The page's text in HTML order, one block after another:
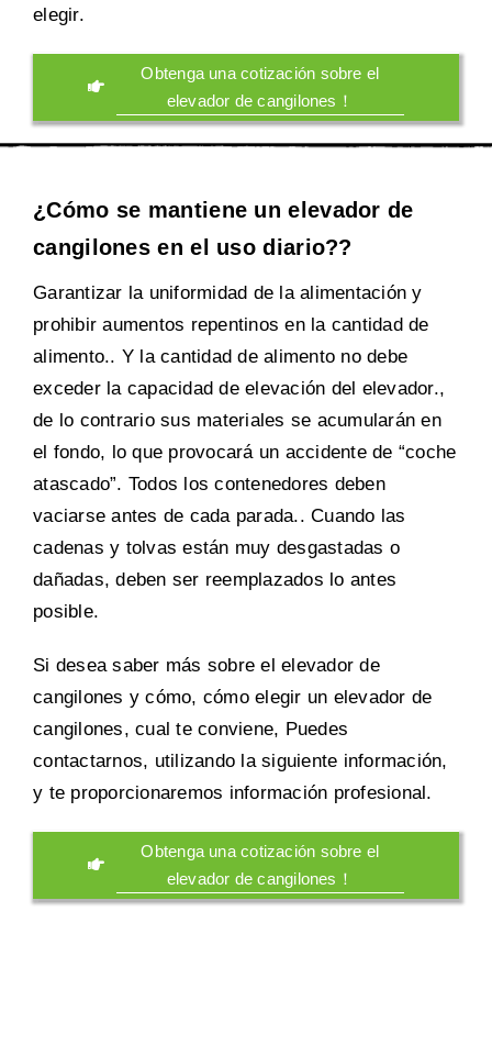
elegir.
Obtenga una cotización sobre el
elevador de cangilones！
¿Cómo se mantiene un elevador de
cangilones en el uso diario??
Garantizar la uniformidad de la alimentación y
prohibir aumentos repentinos en la cantidad de
alimento.. Y la cantidad de alimento no debe
exceder la capacidad de elevación del elevador.,
de lo contrario sus materiales se acumularán en
el fondo, lo que provocará un accidente de “coche
atascado”. Todos los contenedores deben
vaciarse antes de cada parada.. Cuando las
cadenas y tolvas están muy desgastadas o
dañadas, deben ser reemplazados lo antes
posible.
Si desea saber más sobre el elevador de
cangilones y cómo, cómo elegir un elevador de
cangilones, cual te conviene, Puedes
contactarnos, utilizando la siguiente información,
y te proporcionaremos información profesional.
Obtenga una cotización sobre el
elevador de cangilones！